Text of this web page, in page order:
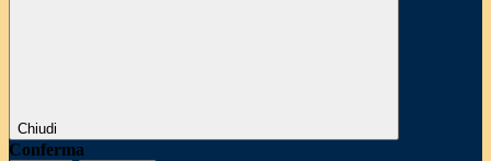
Chiudi
Conferma